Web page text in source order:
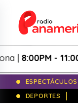
- 11:00PM
ESPECTÁCULOS
DEPORTES